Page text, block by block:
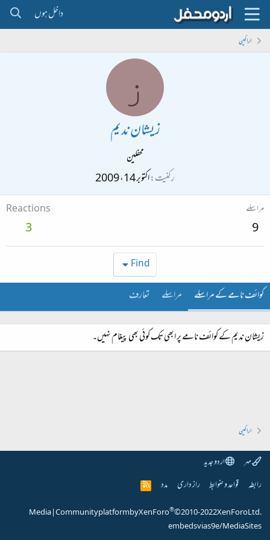
داخل ہوں
اراکین
ز
زیشان ندیم
محفلین
رکنیت اکتوبر 14، 2009
مراسلے
9
Reactions
3
Find
کوائف نامے کے مراسلے مراسلے تعارف
زیشان ندیم کے کوائف نامے پر ابھی تک کوئی بھی پیغام نہیں۔
اراکین
مہر
اردو جدید
رابطہ قواعد و ضوابط راز داری مدد
R
S
Community platform by XenForo®© 2010-2022 XenForo Ltd.
|
Media
embeds via s9e/MediaSites